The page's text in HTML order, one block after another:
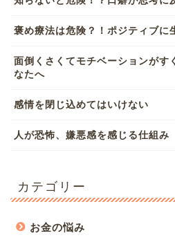
褒め療法は危険？！ポジティブに
面倒くさくてモチベーションがす
なたへ
感情を閉じ込めてはいけない
人が恐怖、嫌悪感を感じる仕組み
カテゴリー
お金の悩み